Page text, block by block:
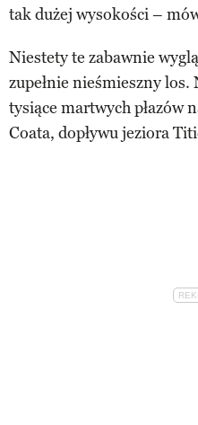
tak dużej wysokości –
Niestety te zabawnie
zupełnie nieśmieszny
tysiące martwych płazów
Coata, dopływu jeziora